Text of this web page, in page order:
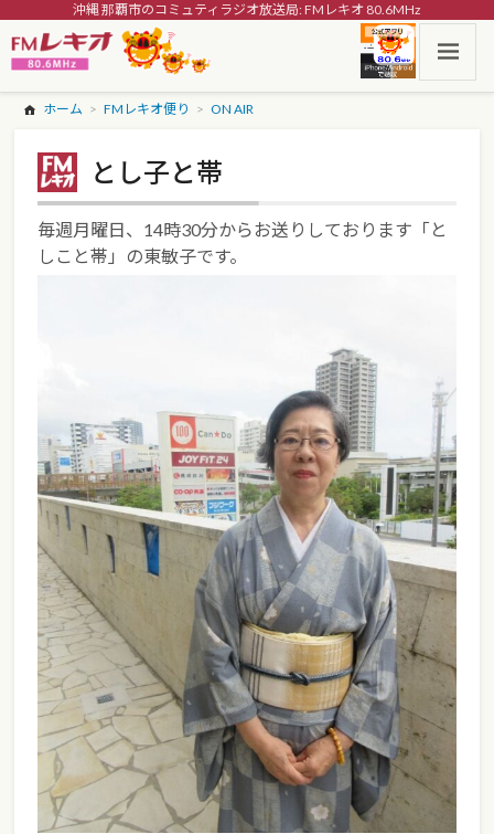
沖縄 那覇市のコミュティラジオ放送局: FMレキオ 80.6MHz
ホーム FMレキオ便り ON AIR
とし子と帯
毎週月曜日、14時30分からお送りしております「と
しこと帯」の東敏子です。